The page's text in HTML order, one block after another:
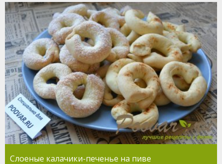
Слоеные калачики-печенье на пиве